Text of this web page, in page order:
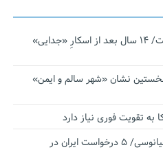
نجات‌دهنده‌ همچنان در آیینه است/ ۱۴ سال بعد از اسکارِ «جدایی»
نشان «شهر سالم و ایمن»
تقویت فوری نیاز دارد
اقتدار ناوگروه ۱۰۳ در مأموریت‌ اقیانوسی/ ۵ درخواست ایران در